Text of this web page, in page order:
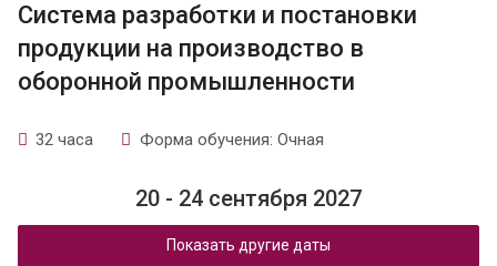
Система разработки и постановки
продукции на производство в
оборонной промышленности
32 часа Форма обучения: Очная
20 - 24 сентября 2027
Показать другие даты